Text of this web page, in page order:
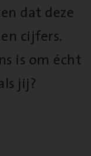
dat deze
cijfers.
is om écht
jij?